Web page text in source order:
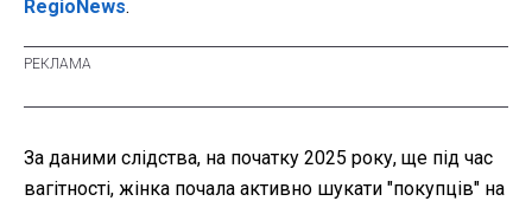
RegioNews.
За даними слідства, на початку 2025 року, ще під час
вагітності, жінка почала активно шукати "покупців" на